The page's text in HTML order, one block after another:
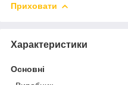
Приховати
Характеристики
Основні